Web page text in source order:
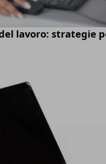
lavoro: strategie